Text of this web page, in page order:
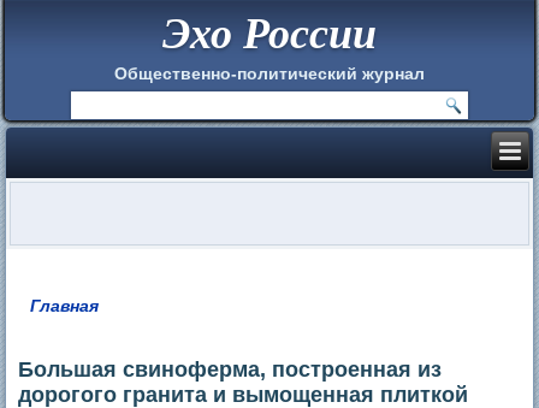
Эхо России
Общественно-политический журнал
Главная
Большая свиноферма, построенная из
дорогого гранита и вымощенная плиткой